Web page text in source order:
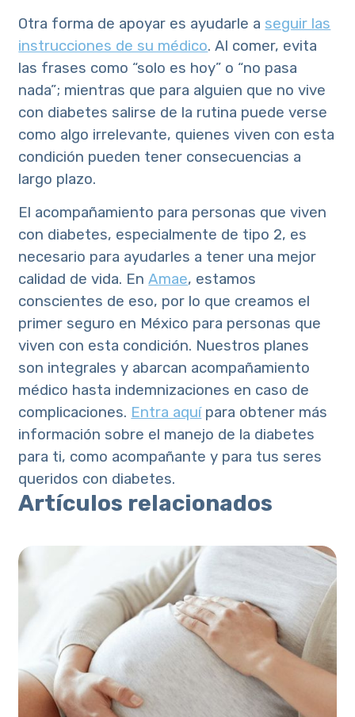
Otra forma de apoyar es ayudarle a seguir las
instrucciones de su médico. Al comer, evita
las frases como “solo es hoy” o “no pasa
nada”; mientras que para alguien que no vive
con diabetes salirse de la rutina puede verse
como algo irrelevante, quienes viven con esta
condición pueden tener consecuencias a
largo plazo.
El acompañamiento para personas que viven
con diabetes, especialmente de tipo 2, es
necesario para ayudarles a tener una mejor
calidad de vida. EnAmae, estamos
conscientes de eso, por lo que creamos el
primer seguro en México para personas que
viven con esta condición. Nuestros planes
son integrales y abarcan acompañamiento
médico hasta indemnizaciones en caso de
complicaciones. Entra aquípara obtener más
información sobre el manejo de la diabetes
para ti, como acompañante y para tus seres
queridos con diabetes.
Artículos relacionados